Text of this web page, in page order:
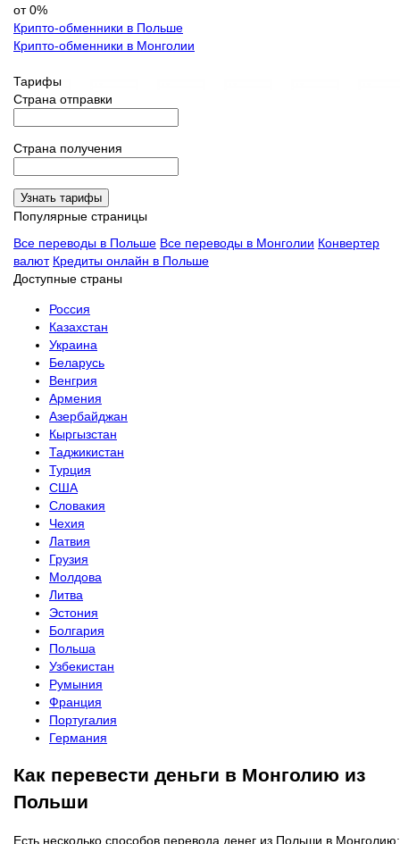
от 0%
Крипто-обменники в Польше
Крипто-обменники в Монголии
Тарифы
Страна отправки
Страна получения
Узнать тарифы
Популярные страницы
Все переводы в Польше Все переводы в Монголии Конвертер
валют Кредиты онлайн в Польше
Доступные страны
Россия
Казахстан
Украина
Беларусь
Венгрия
Армения
Азербайджан
Кыргызстан
Таджикистан
Турция
США
Словакия
Чехия
Латвия
Грузия
Молдова
Литва
Эстония
Болгария
Польша
Узбекистан
Румыния
Франция
Португалия
Германия
Как перевести деньги в Монголию из
Польши
Есть несколько способов перевода денег из Польши в Монголию: